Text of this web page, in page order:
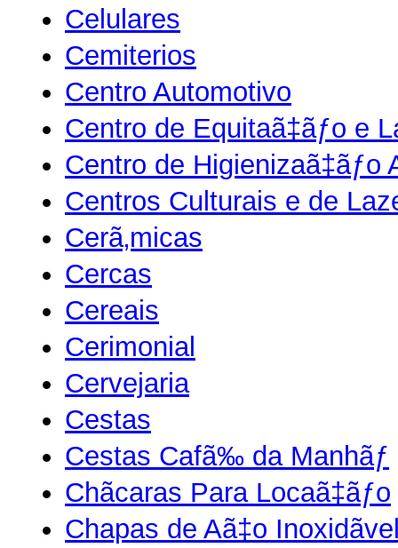
Celulares
Cemiterios
Centro Automotivo
Centro de Equitaã‡ãƒo e
Centro de Higienizaã‡ãƒo
Centros Culturais e de
Cerã‚micas
Cercas
Cereais
Cerimonial
Cervejaria
Cestas
Cestas Cafã‰ da Manhãƒ
Chãcaras Para Locaã‡ãƒo
Chapas de Aã‡o